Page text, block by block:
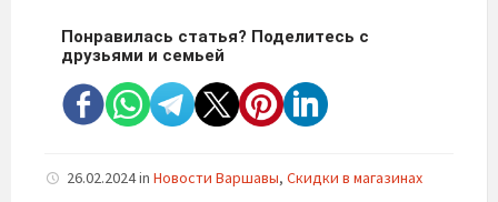
Понравилась статья? Поделитесь с
друзьями и семьей
26.02.2024in Новости Варшавы, Скидки в магазинах